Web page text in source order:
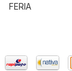
FERIA